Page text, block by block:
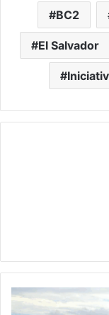
BC2
El Salvador
Marina
Nacional